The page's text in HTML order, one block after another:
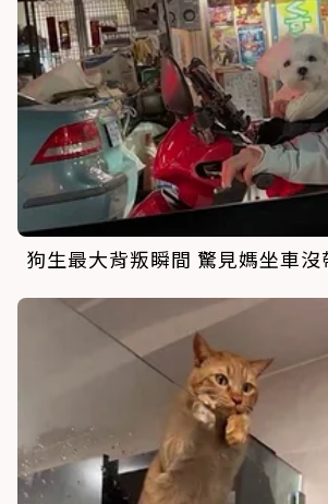
狗生最大背叛瞬間 驚見媽坐車沒